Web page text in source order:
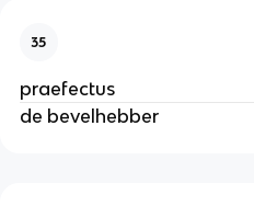
35
praefectus
de bevelhebber